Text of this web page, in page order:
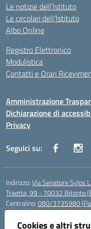
Cookies e altri
Le notizie dell’Istituto
Le circolari dell’Istituto
Albo Online
Registro Elettronico
Modulistica
Contatti e Orari
Amministrazione
Dichiarazione di
Privacy
Seguici su:
Indirizzo:Via Senatore Sylos
Traetta, 99 - 70032 Bitonto
Centralino:080/3735980
Email:
Posta elettronica certificata